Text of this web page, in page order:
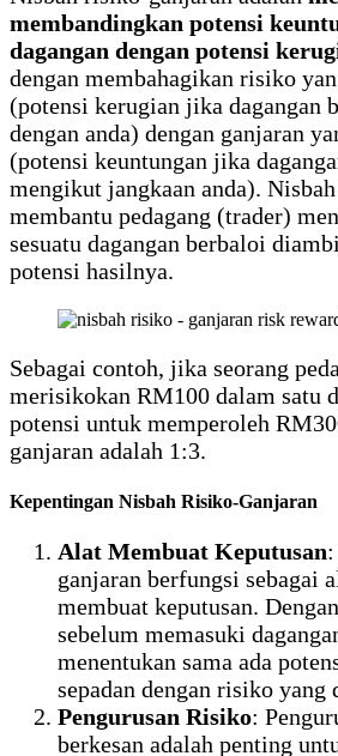
membandingkan potensi
dagangan dengan potensi
dengan membahagikan risiko
(potensi kerugian jika dagangan
dengan anda) dengan ganjaran
(potensi keuntungan jika
mengikut jangkaan anda).
membantu pedagang (trader)
sesuatu dagangan berbaloi
potensi hasilnya.
Sebagai contoh, jika seorang
merisikokan RM100 dalam satu
potensi untuk memperoleh
ganjaran adalah 1:3.
Kepentingan Nisbah Risiko-Ganjaran
Alat Membuat Keputusan
ganjaran berfungsi sebagai
membuat keputusan.
sebelum memasuki
menentukan sama ada
sepadan dengan risiko yang
Pengurusan Risiko:
berkesan adalah penting